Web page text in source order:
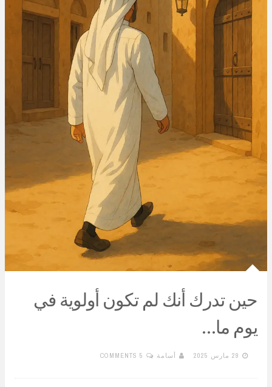
حين تدرك أنك لم تكون أولوية في
يوم ما…
29 مارس 2025 أسامة 5 COMMENTS